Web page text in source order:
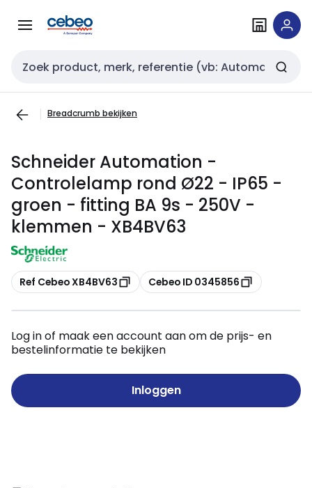
naar
naar
Zoekveld invoer
Breadcrumb bekijken
Schneider Automation -
Controlelamp rond Ø22 - IP65 -
groen - fitting BA 9s - 250V -
klemmen - XB4BV63
Kopiëren
Ref Cebeo XB4BV63 Kopiëren
Cebeo ID 0345856
Log in of maak een account aan om de prijs- en
bestelinformatie te bekijken
Inloggen